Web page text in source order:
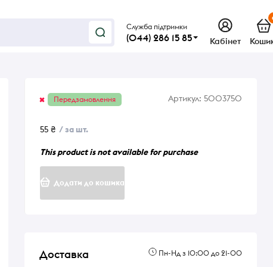
Служба підтримки
(044) 286 15 85 Кабінет
Передзамовлення Артикул: 5003750
55 ₴ / за шт.
This product is not available for purchase
Додати до кошика
Доставка Пн-Нд з 10:00 до 21-00